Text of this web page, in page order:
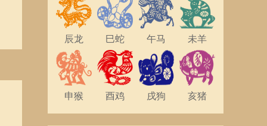
辰龙 巳蛇 午马 未羊
申猴 酉鸡 戌狗 亥猪